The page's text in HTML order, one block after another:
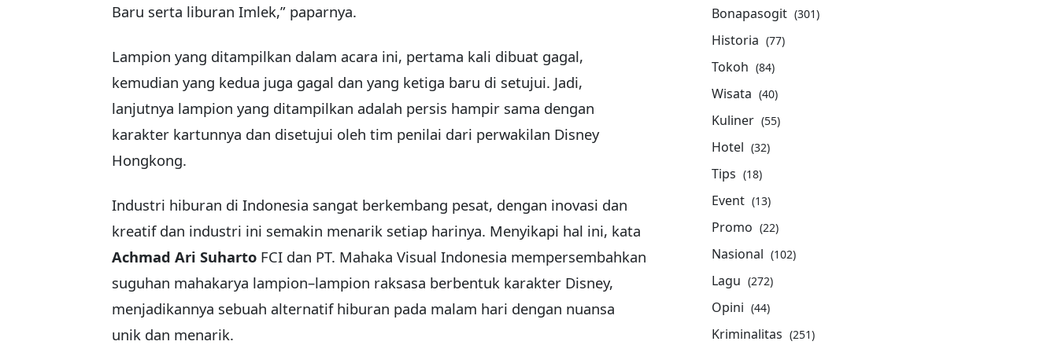
Baru serta liburan Imlek,” paparnya.
Lampion yang ditampilkan dalam acara ini, pertama kali dibuat gagal,
kemudian yang kedua juga gagal dan yang ketiga baru di setujui. Jadi,
lanjutnya lampion yang ditampilkan adalah persis hampir sama dengan
karakter kartunnya dan disetujui oleh tim penilai dari perwakilan Disney
Hongkong.
Industri hiburan di Indonesia sangat berkembang pesat, dengan inovasi dan
kreatif dan industri ini semakin menarik setiap harinya. Menyikapi hal ini, kata
Achmad Ari Suharto FCI dan PT. Mahaka Visual Indonesia mempersembahkan
suguhan mahakarya lampion–lampion raksasa berbentuk karakter Disney,
menjadikannya sebuah alternatif hiburan pada malam hari dengan nuansa
unik dan menarik.
Bonapasogit (301)
Historia (77)
Tokoh (84)
Wisata (40)
Kuliner (55)
Hotel (32)
Tips (18)
Event (13)
Promo (22)
Nasional (102)
Lagu (272)
Opini (44)
Kriminalitas (251)